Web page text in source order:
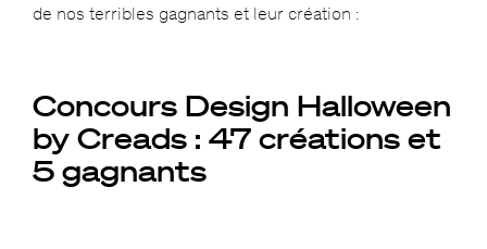
de nos terribles gagnants et leur création :
Concours Design Halloween
by Creads : 47 créations et
5 gagnants